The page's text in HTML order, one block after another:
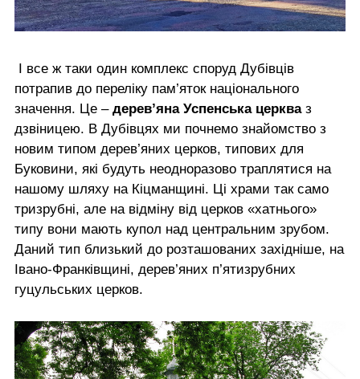
І все ж таки один комплекс споруд Дубівців
потрапив до переліку пам’яток національного
значення. Це – дерев’яна Успенська церкваз
дзвіницею. В Дубівцях ми почнемо знайомство з
новим типом дерев’яних церков, типових для
Буковини, які будуть неодноразово траплятися на
нашому шляху на Кіцманщині. Ці храми так само
тризрубні, але на відміну від церков «хатнього»
типу вони мають купол над центральним зрубом.
Даний тип близький до розташованих західніше, на
Івано-Франківщині, дерев’яних п’ятизрубних
гуцульських церков.